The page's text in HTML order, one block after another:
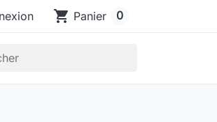
shopping_cart Panier 0